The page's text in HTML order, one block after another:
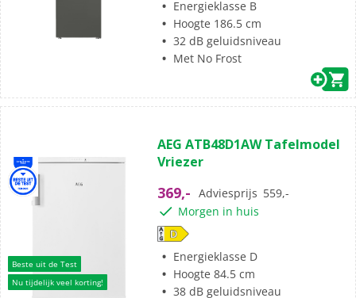
Energieklasse B
Hoogte 186.5 cm
32 dB geluidsniveau
Met No Frost
Beste uit de Test
Nu tijdelijk veel korting!
AEG ATB48D1AW Tafelmodel
Vriezer
369,- Adviesprijs 559,-
Morgen in huis
Energieklasse D
Hoogte 84.5 cm
38 dB geluidsniveau